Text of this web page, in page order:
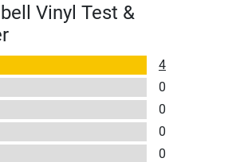
Vinyl Test &
4
0
0
0
0